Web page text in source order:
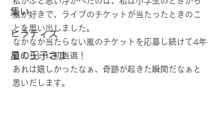
集い
ヒラティス
星の王子さま
嵐が好きで、ライブのチケットが当たったときのこ
とを思い出しました。
なかなか当たらない嵐のチケットを応募し続けて4年
目くらいに初当選！
あれは嬉しかったなぁ、奇跡が起きた瞬間だなぁと
思いだします。